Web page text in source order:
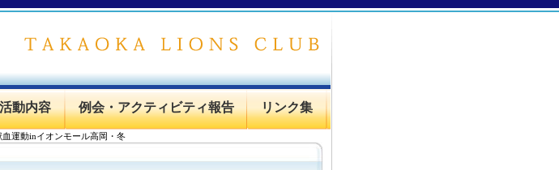
活動内容 例会・アクティビティ報告 リンク集
血運動inイオンモール高岡・冬